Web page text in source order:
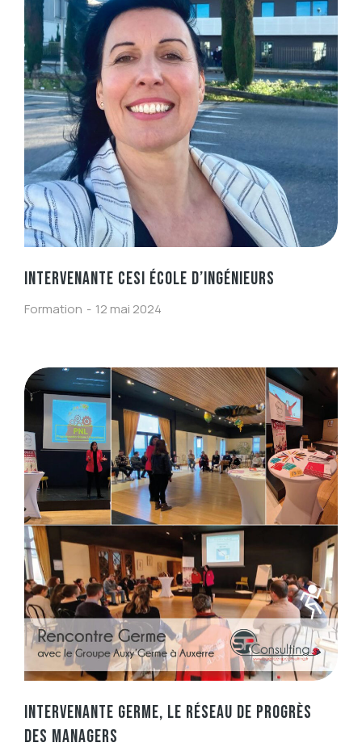
INTERVENANTE CESI ÉCOLE D’INGÉNIEURS
Formation 12 mai 2024
INTERVENANTE GERME, LE RÉSEAU DE PROGRÈS
DES MANAGERS